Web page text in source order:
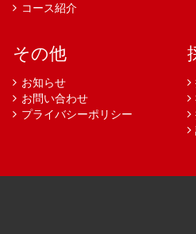
コース紹介
その他
お知らせ
お問い合わせ
プライバシーポリシー